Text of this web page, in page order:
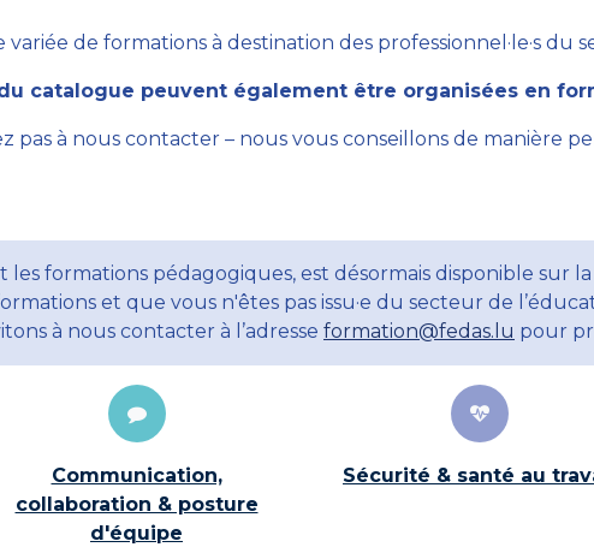
de formations à destination des professionnel·le·s du
catalogue peuvent également être organisées en
pas à nous contacter – nous vous conseillons de manière
formations pédagogiques, est désormais disponible sur
et que vous n'êtes pas issu·e du secteur de
à nous contacter à l’adresse formation@fedas.lu pour
Communication,
collaboration & posture
d'équipe
Sécurité & santé au